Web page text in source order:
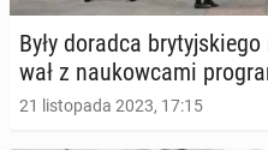
Były doradca
wał z na­ukow­ca­mi
21 listopada 2023, 17:15